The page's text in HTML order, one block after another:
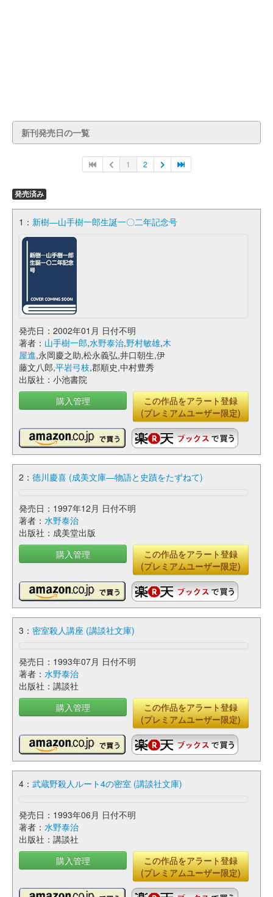
新刊発売日の一覧
1 2
発売済み
1： 新樹―山手樹一郎生誕一〇二年記念号
発売日：2002年01月 日付不明
著者： 山手樹一郎,水野泰治,野村敏雄,木
屋進,永岡慶之助,松永義弘,井口朝生,伊
藤文八郎,平岩弓枝,郡順史,中村豊秀
出版社：小池書院
購入管理
この作品をアラート登録
(プレミアムユーザー限定)
2： 徳川慶喜 (成美文庫―物語と史蹟をたずねて)
発売日：1997年12月 日付不明
著者： 水野泰治
出版社：成美堂出版
購入管理
この作品をアラート登録
(プレミアムユーザー限定)
3： 密室殺人講座 (講談社文庫)
発売日：1993年07月 日付不明
著者： 水野泰治
出版社：講談社
購入管理
この作品をアラート登録
(プレミアムユーザー限定)
4： 武蔵野殺人ルート4の密室 (講談社文庫)
発売日：1993年06月 日付不明
著者： 水野泰治
出版社：講談社
購入管理
この作品をアラート登録
(プレミアムユーザー限定)